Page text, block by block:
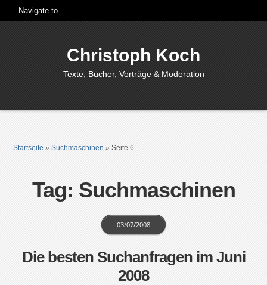
Christoph Koch
Texte, Bücher, Vorträge & Moderation
Startseite »Suchmaschinen »Seite 6
Tag: Suchmaschinen
Die besten Suchanfragen im Juni
2008
03/07/2008